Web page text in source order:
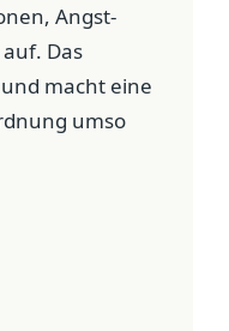
Angst-
Das
macht eine
umso